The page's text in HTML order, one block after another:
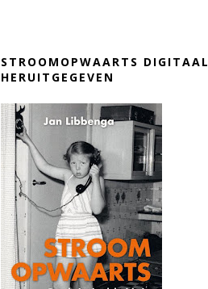
STROOMOPWAARTS DIGITAAL
HERUITGEGEVEN